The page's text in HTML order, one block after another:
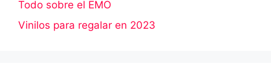
Todo sobre el EMO
Vinilos para regalar en 2023